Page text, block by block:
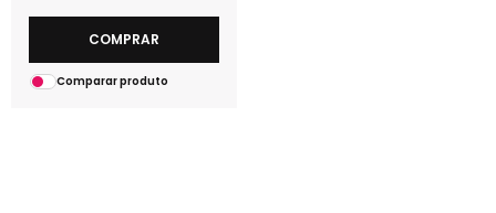
COMPRAR
Comparar produto